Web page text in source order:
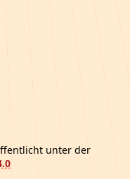
unter der